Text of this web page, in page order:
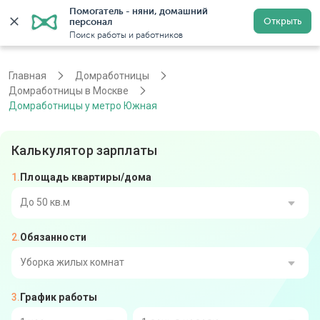
Помогатель - няни, домашний
персонал
Поиск работы и работников
Открыть
Регистрация
Главная
Домработницы
Домработницы в Москве
Домработницы у метро Южная
Калькулятор зарплаты
Площадь квартиры/дома
До 50 кв.м
От 51 до 80 кв.м
От 111 до 140 кв.м
Обязанности
Уборка жилых комнат
График работы